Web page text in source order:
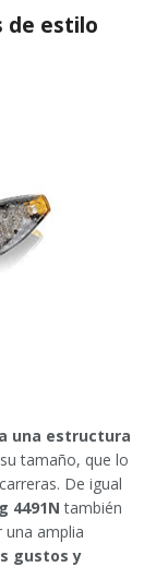
de estilo
una estructura
tamaño, que lo
De igual
4491N también
amplia
gustos y